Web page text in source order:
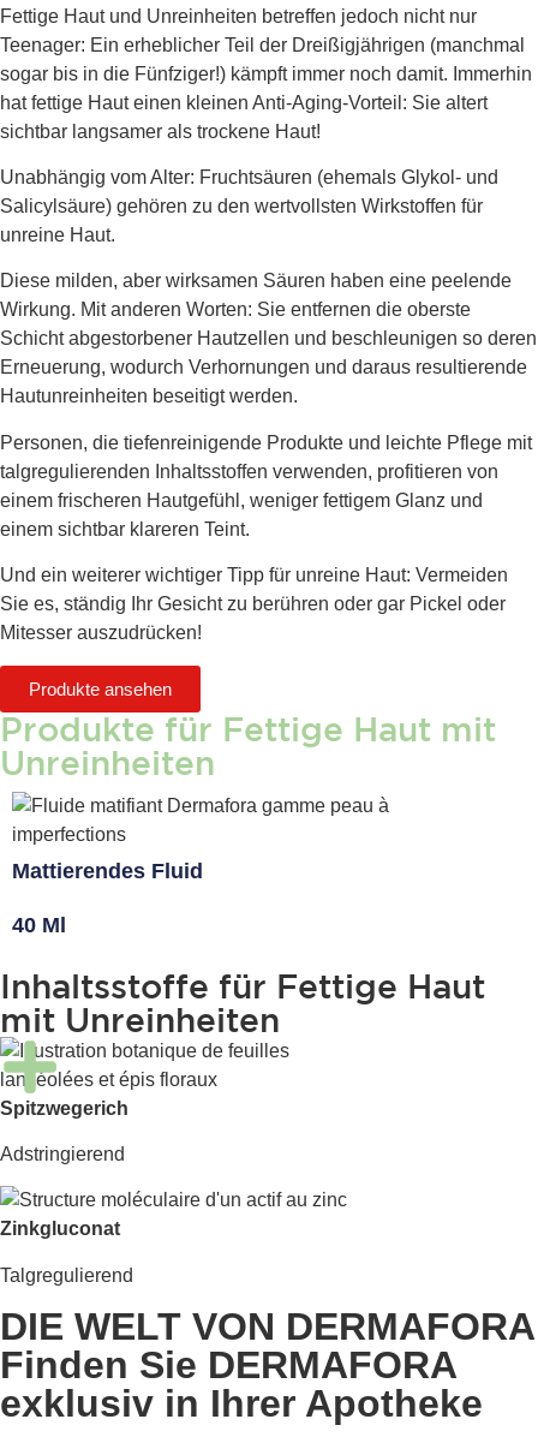
Fettige Haut und Unreinheiten betreffen jedoch nicht nur
Teenager: Ein erheblicher Teil der Dreißigjährigen (manchmal
sogar bis in die Fünfziger!) kämpft immer noch damit. Immerhin
hat fettige Haut einen kleinen Anti-Aging-Vorteil: Sie altert
sichtbar langsamer als trockene Haut!
Unabhängig vom Alter: Fruchtsäuren (ehemals Glykol- und
Salicylsäure) gehören zu den wertvollsten Wirkstoffen für
unreine Haut.
Diese milden, aber wirksamen Säuren haben eine peelende
Wirkung. Mit anderen Worten: Sie entfernen die oberste
Schicht abgestorbener Hautzellen und beschleunigen so deren
Erneuerung, wodurch Verhornungen und daraus resultierende
Hautunreinheiten beseitigt werden.
Personen, die tiefenreinigende Produkte und leichte Pflege mit
talgregulierenden Inhaltsstoffen verwenden, profitieren von
einem frischeren Hautgefühl, weniger fettigem Glanz und
einem sichtbar klareren Teint.
Und ein weiterer wichtiger Tipp für unreine Haut: Vermeiden
Sie es, ständig Ihr Gesicht zu berühren oder gar Pickel oder
Mitesser auszudrücken!
Produkte ansehen
Produkte für Fettige Haut mit
Unreinheiten
Mattierendes Fluid
40 Ml
Inhaltsstoffe für Fettige Haut
mit Unreinheiten
Spitzwegerich
Adstringierend
Zinkgluconat
Talgregulierend
DIE WELT VON DERMAFORA
Finden Sie DERMAFORA
exklusiv in Ihrer Apotheke